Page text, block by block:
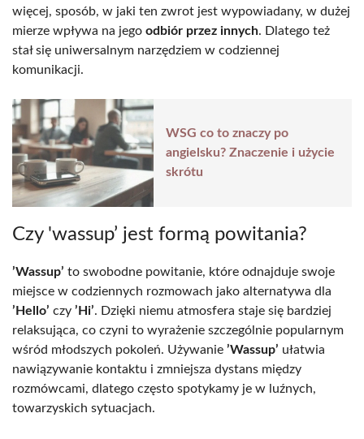
więcej, sposób, w jaki ten zwrot jest wypowiadany, w dużej
mierze wpływa na jego odbiór przez innych. Dlatego też
stał się uniwersalnym narzędziem w codziennej
komunikacji.
WSG co to znaczy po
angielsku? Znaczenie i użycie
skrótu
Czy 'wassup’ jest formą powitania?
’Wassup’ to swobodne powitanie, które odnajduje swoje
miejsce w codziennych rozmowach jako alternatywa dla
’Hello’ czy ’Hi’. Dzięki niemu atmosfera staje się bardziej
relaksująca, co czyni to wyrażenie szczególnie popularnym
wśród młodszych pokoleń. Używanie ’Wassup’ ułatwia
nawiązywanie kontaktu i zmniejsza dystans między
rozmówcami, dlatego często spotykamy je w luźnych,
towarzyskich sytuacjach.